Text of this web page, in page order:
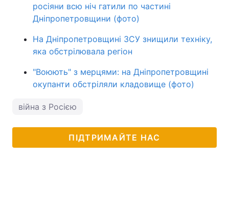
росіяни всю ніч гатили по частині
Дніпропетровщини (фото)
На Дніпропетровщині ЗСУ знищили техніку,
яка обстрілювала регіон
"Воюють" з мерцями: на Дніпропетровщині
окупанти обстріляли кладовище (фото)
війна з Росією
ПІДТРИМАЙТЕ НАС